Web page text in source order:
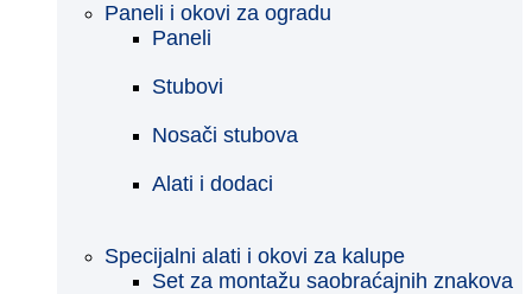
Paneli i okovi za ogradu
Paneli
Stubovi
Nosači stubova
Alati i dodaci
Specijalni alati i okovi za kalupe
Set za montažu saobraćajnih znakova